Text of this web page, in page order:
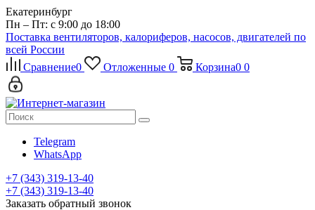
Екатеринбург
Пн – Пт: с 9:00 до 18:00
Поставка вентиляторов, калориферов, насосов, двигателей по
всей России
Сравнение0 Отложенные 0 Корзина0 0
Telegram
WhatsApp
+7 (343) 319-13-40
+7 (343) 319-13-40
Заказать обратный звонок